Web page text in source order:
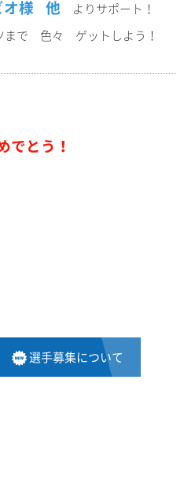
様 他 よりサポート！
まで 色々 ゲットしよう！
でとう！
選手募集について